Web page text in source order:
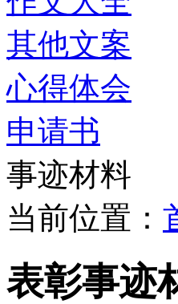
其他文案
心得体会
申请书
事迹材料
当前位置：
表彰事迹